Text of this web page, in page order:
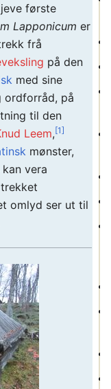
første
Lapponicum er
frå
på den
med sine
ordforråd, på
til den
Leem,[1]
mønster,
vera
omlyd ser ut til